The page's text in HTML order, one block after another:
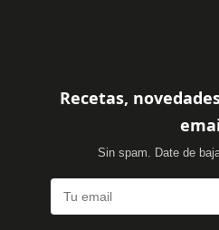
Recetas,
Sin spam. Date de